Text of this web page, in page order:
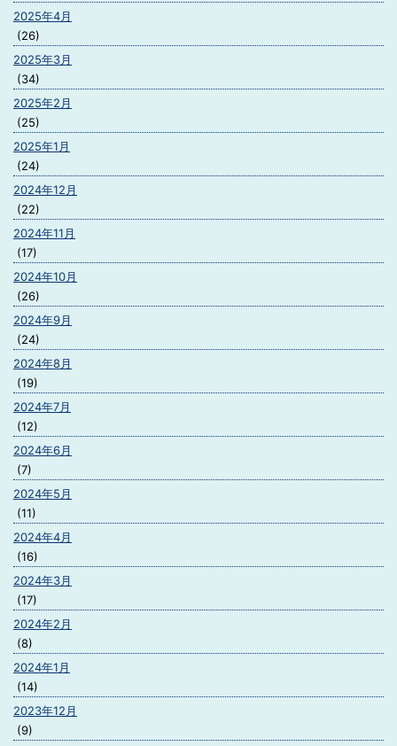
2025年4月
(26)
2025年3月
(34)
2025年2月
(25)
2025年1月
(24)
2024年12月
(22)
2024年11月
(17)
2024年10月
(26)
2024年9月
(24)
2024年8月
(19)
2024年7月
(12)
2024年6月
(7)
2024年5月
(11)
2024年4月
(16)
2024年3月
(17)
2024年2月
(8)
2024年1月
(14)
2023年12月
(9)